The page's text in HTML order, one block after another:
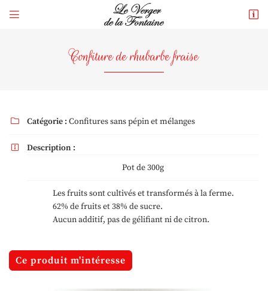
 
En cochant cette case, vous consentez à recevoir nos propositions commerciales à
l'adresse email indiqué ci-dessus. Vous pouvez vous désinscrire à tout moment en
le formulaire de désinscription .
Inscription
Confiture de rhubarbe fraise
 Catégorie : Confitures sans pépin et mélanges

Description :
Pot de 300g
Les fruits sont cultivés et transformés à la ferme.
62% de fruits et 38% de sucre.
Aucun additif, pas de gélifiant ni de citron.
Ce produit m'intéresse